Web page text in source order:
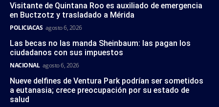
Visitante de Quintana Roo es auxiliado de emergencia
en Buctzotz y trasladado a Mérida
POLICIACAS agosto 6, 2026
Las becas no las manda Sheinbaum: las pagan los
ciudadanos con sus impuestos
NACIONAL agosto 6, 2026
Nueve delfines de Ventura Park podrían ser sometidos
a eutanasia; crece preocupación por su estado de
salud